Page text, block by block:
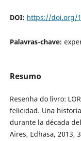
DOI: https://doi.org/
Palavras-chave:
Resumo
Resenha do livro:
felicidad. Una
durante la década
Aires, Edhasa, 2013,